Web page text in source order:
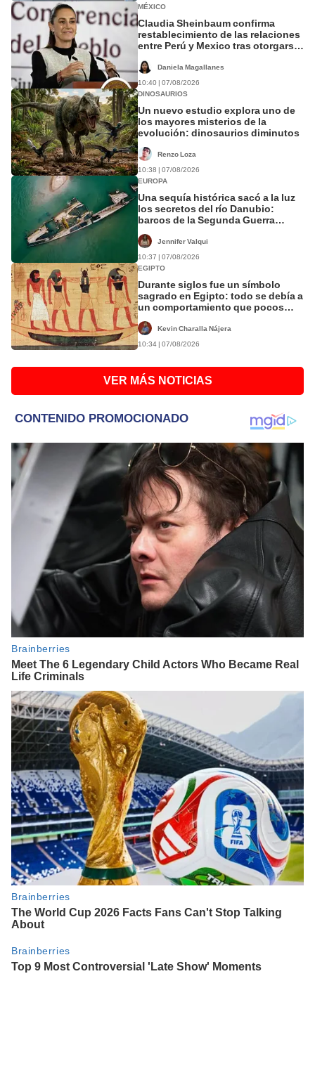
MÉXICO
Claudia Sheinbaum confirma
restablecimiento de las relaciones
entre Perú y Mexico tras otorgarse
Daniela Magallanes
10:40 | 07/08/2026
DINOSAURIOS
Un nuevo estudio explora uno de
los mayores misterios de la
evolución: dinosaurios diminutos
Renzo Loza
10:38 | 07/08/2026
EUROPA
Una sequía histórica sacó a la luz
los secretos del río Danubio:
barcos de la Segunda Guerra
Jennifer Valqui
10:37 | 07/08/2026
EGIPTO
Durante siglos fue un símbolo
sagrado en Egipto: todo se debía a
un comportamiento que pocos
Kevin Charalla Nájera
10:34 | 07/08/2026
VER MÁS NOTICIAS